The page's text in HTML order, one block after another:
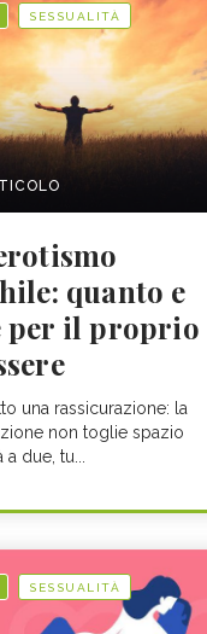
SESSUALITÀ
quanto e
per il proprio
una rassicurazione: la
non toglie spazio
due, tu...
SESSUALITÀ